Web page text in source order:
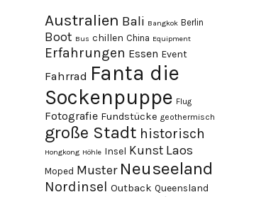
Australien Bali Bangkok Berlin
Boot Bus chillen China Equipment
Erfahrungen Essen Event
Fahrrad Fanta die
Sockenpuppe Flug
Fotografie Fundstücke geothermisch
große Stadt historisch
Hongkong Höhle Insel Kunst Laos
Moped Muster Neuseeland
Nordinsel Outback Queensland